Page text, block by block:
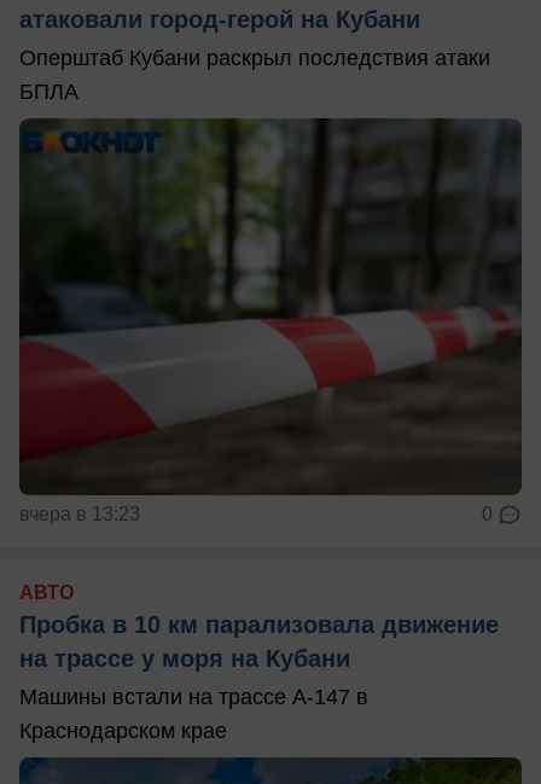
атаковали город-герой на Кубани
Оперштаб Кубани раскрыл последствия атаки
БПЛА
вчера в 13:23 0
АВТО
Пробка в 10 км парализовала движение
на трассе у моря на Кубани
Машины встали на трассе А-147 в
Краснодарском крае